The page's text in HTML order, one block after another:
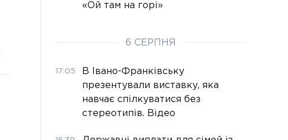
«Ой там на горі»
6 СЕРПНЯ
17:05
В Івано-Франківську
презентували виставку, яка
навчає спілкуватися без
стереотипів. Відео